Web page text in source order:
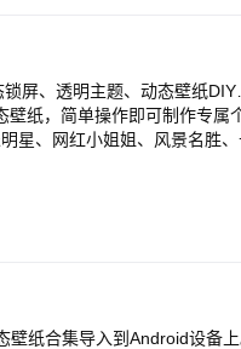
锁屏美图，两个在一起才完
浏览高清大图，点击收藏，
纸美图清晰好看不打折 【分
、头像表情.......应有尽有
微博及聊天软件的配图而烦恼
锁屏爆好看！
屏、透明主题、动态壁纸
星、网红小姐姐、风景名胜
知，要求我们删除该作品，或
纸合集导入到Android设备